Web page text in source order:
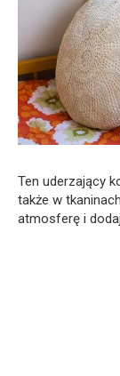
Ten uderzający
także w
atmosferę i